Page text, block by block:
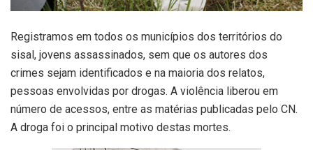
Registramos em todos os municípios dos territórios do
sisal, jovens assassinados, sem que os autores dos
crimes sejam identificados e na maioria dos relatos,
pessoas envolvidas por drogas. A violência liberou em
número de acessos, entre as matérias publicadas pelo CN.
A droga foi o principal motivo destas mortes.